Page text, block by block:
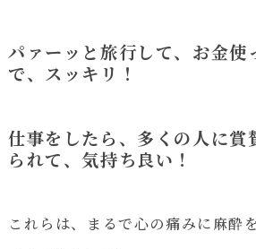
パァーッと旅行して、お金使
で、スッキリ！
仕事をしたら、多くの人に賞
られて、気持ち良い！
これらは、まるで心の痛みに麻酔